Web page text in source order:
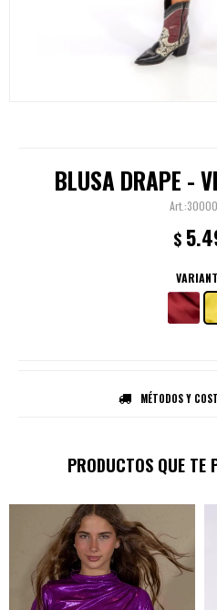
BLUSA DRAPE -
$
MÉTODOS Y
PRODUCTOS QUE TE